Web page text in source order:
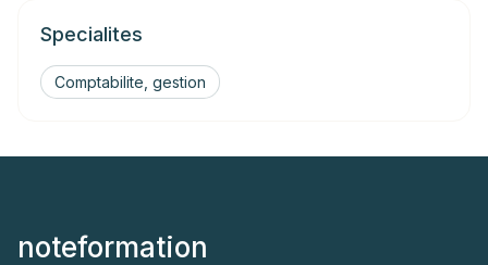
Specialites
Comptabilite, gestion
noteformation